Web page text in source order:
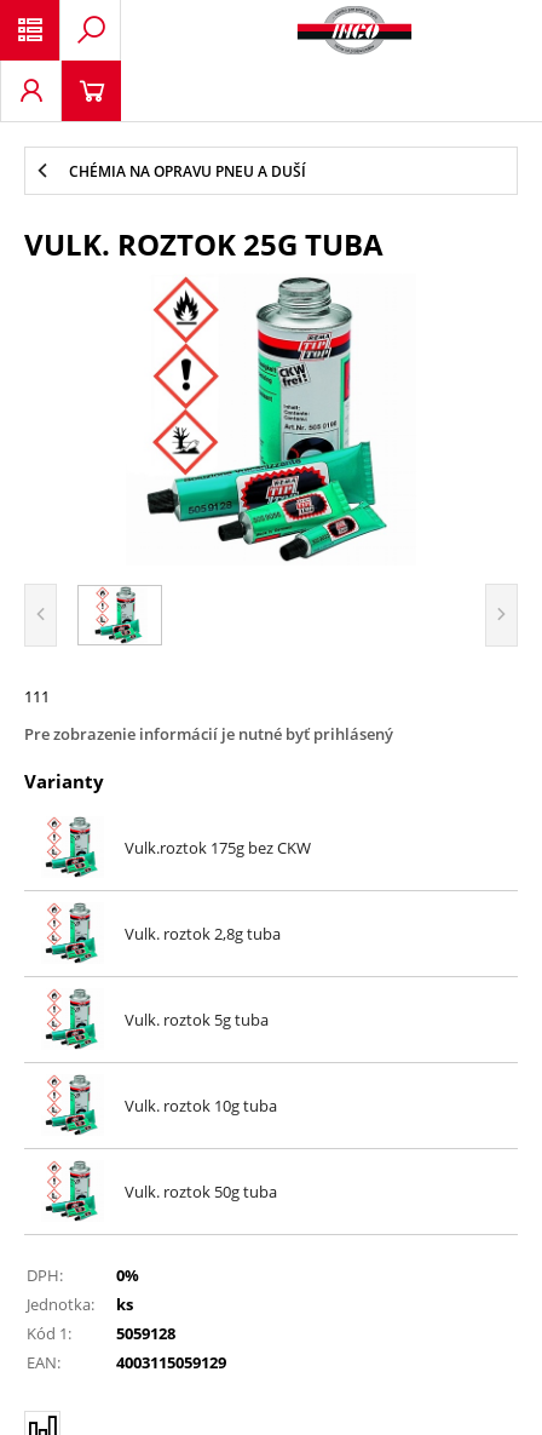
CHÉMIA NA OPRAVU PNEU A DUŠÍ
VULK. ROZTOK 25G TUBA
111
Pre zobrazenie informácií je nutné byť prihlásený
Varianty
Vulk.roztok 175g bez CKW
Vulk. roztok 2,8g tuba
Vulk. roztok 5g tuba
Vulk. roztok 10g tuba
Vulk. roztok 50g tuba
DPH:
0%
Jednotka:
ks
Kód 1:
5059128
EAN:
4003115059129